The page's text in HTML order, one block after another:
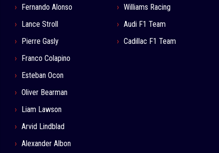
Fernando Alonso
Lance Stroll
Pierre Gasly
Franco Colapino
Esteban Ocon
Oliver Bearman
Liam Lawson
Arvid Lindblad
Alexander Albon
Williams Racing
Audi F1 Team
Cadillac F1 Team